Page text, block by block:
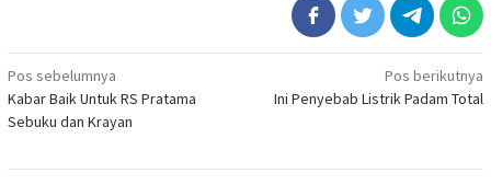
Navigasi
pos
Pos sebelumnya
Kabar Baik Untuk RS Pratama
Sebuku dan Krayan
Pos berikutnya
Ini Penyebab Listrik Padam Total